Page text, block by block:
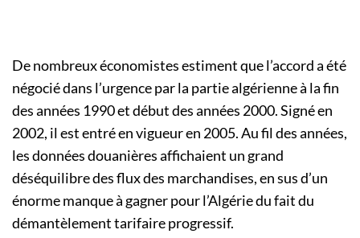
De nombreux économistes estiment que l’accord a été
négocié dans l’urgence par la partie algérienne à la fin
des années 1990 et début des années 2000. Signé en
2002, il est entré en vigueur en 2005. Au fil des années,
les données douanières affichaient un grand
déséquilibre des flux des marchandises, en sus d’un
énorme manque à gagner pour l’Algérie du fait du
démantèlement tarifaire progressif.